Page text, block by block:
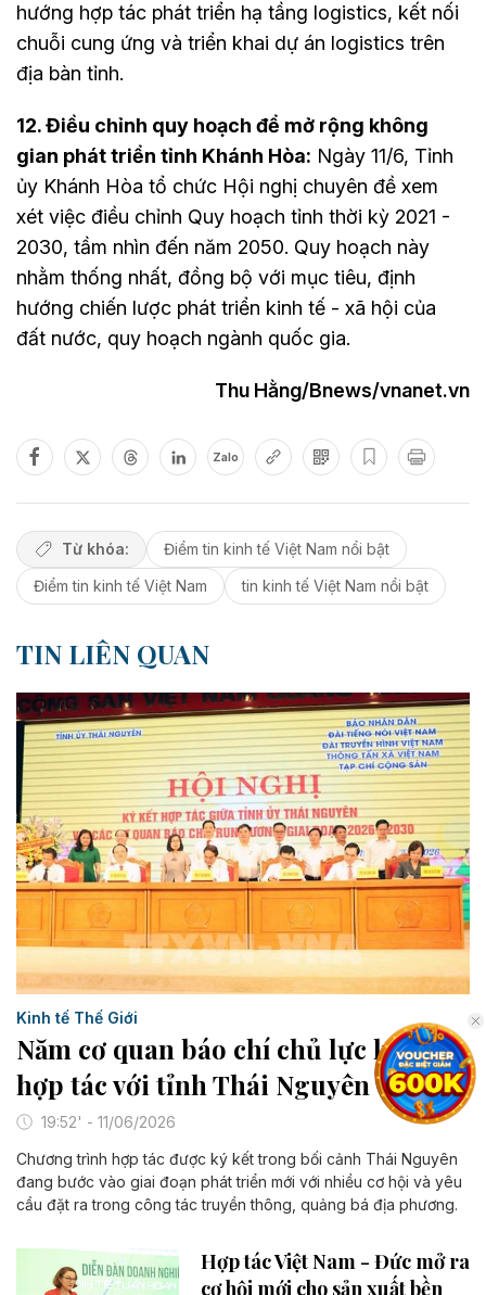
hướng hợp tác phát triển hạ tầng logistics, kết nối
chuỗi cung ứng và triển khai dự án logistics trên
địa bàn tỉnh.
12. Điều chỉnh quy hoạch để mở rộng không
gian phát triển tỉnh Khánh Hòa: Ngày 11/6, Tỉnh
ủy Khánh Hòa tổ chức Hội nghị chuyên đề xem
xét việc điều chỉnh Quy hoạch tỉnh thời kỳ 2021 -
2030, tầm nhìn đến năm 2050. Quy hoạch này
nhằm thống nhất, đồng bộ với mục tiêu, định
hướng chiến lược phát triển kinh tế - xã hội của
đất nước, quy hoạch ngành quốc gia.
Thu Hằng/Bnews/vnanet.vn
Zalo
Từ khóa:
Điểm tin kinh tế Việt Nam nổi bật
Điểm tin kinh tế Việt Nam
tin kinh tế Việt Nam nổi bật
TIN LIÊN QUAN
Kinh tế Thế Giới
Năm cơ quan báo chí chủ lực ký kết
hợp tác với tỉnh Thái Nguyên
19:52' - 11/06/2026
Chương trình hợp tác được ký kết trong bối cảnh Thái Nguyên
đang bước vào giai đoạn phát triển mới với nhiều cơ hội và yêu
cầu đặt ra trong công tác truyền thông, quảng bá địa phương.
Hợp tác Việt Nam - Đức mở ra
cơ hội mới cho sản xuất bền